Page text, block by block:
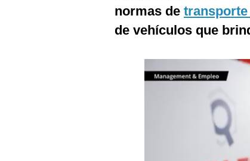
normas de
de vehículos que